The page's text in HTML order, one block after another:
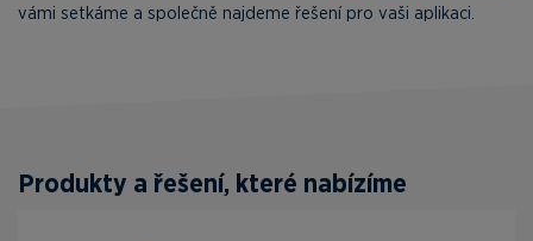
vámi setkáme a společně najdeme řešení pro vaši aplikaci.
Produkty a řešení, které nabízíme